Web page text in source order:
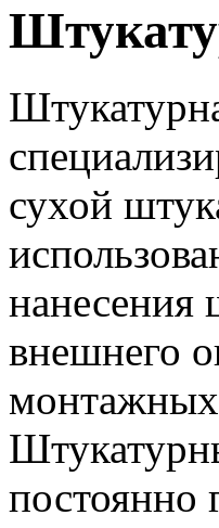
сухой
нанесения
внешнего
монтажных
постоянно